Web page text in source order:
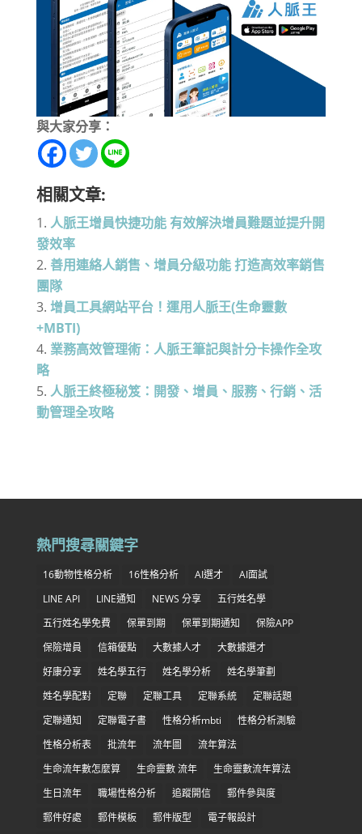
與大家分享：
相關文章:
人脈王增員快捷功能 有效解決增員難題並提升開
發效率
善用連絡人銷售、增員分級功能 打造高效率銷售
團隊
增員工具網站平台！運用人脈王(生命靈數
+MBTI)
業務高效管理術：人脈王筆記與計分卡操作全攻
略
人脈王終極秘笈：開發、增員、服務、行銷、活
動管理全攻略
熱門搜尋關鍵字
16動物性格分析 16性格分析 AI選才
AI面試
LINE API
LINE通知 NEWS 分享
五行姓名學
五行姓名學免費
保單到期 保單到期通知
保險APP
保險增員
信箱優點 大數據人才
大數據選才
好康分享
姓名學五行 姓名學分析
姓名學筆劃
姓名學配對
定聯 定聯工具 定聯系統
定聯話題
定聯通知
定聯電子書 性格分析mbti
性格分析測驗
性格分析表
批流年 流年圖
流年算法
生命流年數怎麼算
生命靈數 流年
生命靈數流年算法
生日流年
職場性格分析 追蹤開信
郵件參與度
郵件好處
郵件模板 郵件版型
電子報設計